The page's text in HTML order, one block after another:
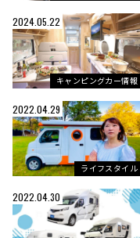
2024.05.22
キャンピングカー情報
2022.04.29
ライフスタイル
2022.04.30